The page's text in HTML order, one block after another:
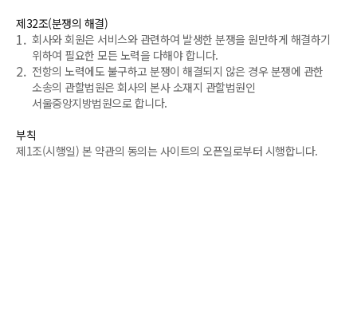
제32조(분쟁의 해결)
1. 회사와 회원은 서비스와 관련하여 발생한 분쟁을 원만하게 해결하기
위하여 필요한 모든 노력을 다해야 합니다.
2. 전항의 노력에도 불구하고 분쟁이 해결되지 않은 경우 분쟁에 관한
소송의 관할법원은 회사의 본사 소재지 관할법원인
서울중앙지방법원으로 합니다.
부칙
제1조(시행일) 본 약관의 동의는 사이트의 오픈일로부터 시행합니다.